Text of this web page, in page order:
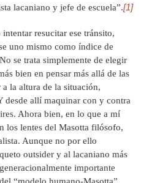
lacaniano y jefe de escuela”.[1]
resucitar ese tránsito,
uno mismo como índice de
se trata simplemente de elegir
bien en pensar más allá de las
la altura de la situación,
desde allí maquinar con y contra
Ahora bien, en lo que a mí
los lentes del Masotta filósofo,
Aunque no por ello
outsider y al lacaniano más
importante